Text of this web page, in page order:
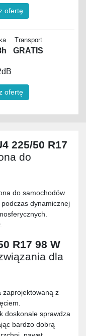
ofertę
Transport
GRATIS
ofertę
225/50 R17
do
do samochodów
dynamicznej
R17 98 W
dla
zaprojektowaną z
doskonale sprawdza
bardzo dobrą